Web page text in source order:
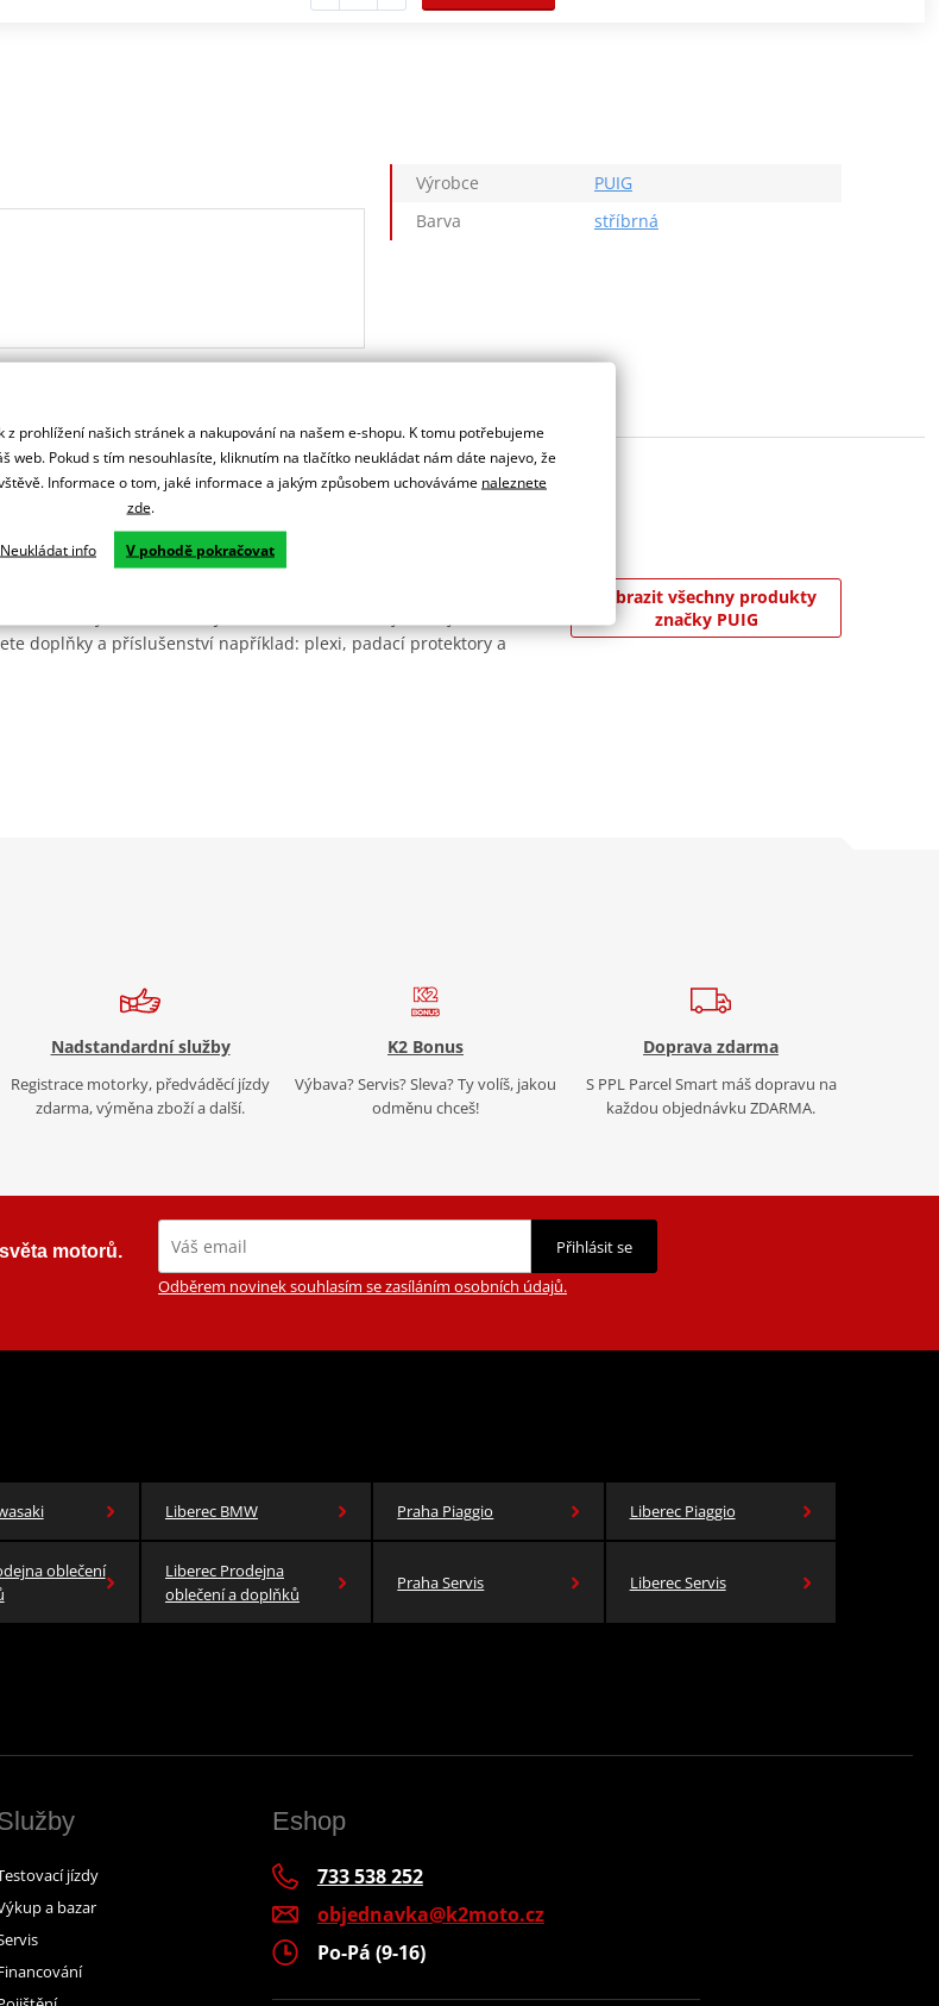
Výrobce
PUIG
Barva
stříbrná
ve městě Granollers poblíž Barcelony na ploše 8 000 m² v
a kovových součástek. Již 40 let se účastní nejslavnějších závodů
doplňky a příslušenství například: plexi, padací protektory a
Zobrazit všechny produkty
značky PUIG
Nadstandardní služby
Registrace motorky, předváděcí jízdy
zdarma, výměna zboží a další.
K2 Bonus
Výbava? Servis? Sleva? Ty volíš, jakou
odměnu chceš!
Doprava zdarma
S PPL Parcel Smart máš dopravu na
každou objednávku ZDARMA.
motorů.
Přihlásit se
Odběrem novinek souhlasím se zasíláním osobních údajů.
Liberec BMW Praha Piaggio Liberec Piaggio
oblečení
Liberec Prodejna
oblečení a doplňků
Praha Servis Liberec Servis
jízdy
a bazar
Eshop
733 538 252
objednavka@k2moto.cz
Po-Pá (9-16)
prohlížení našich stránek a nakupování na našem e-shopu. K tomu potřebujeme
web. Pokud s tím nesouhlasíte, kliknutím na tlačítko neukládat nám dáte najevo, že
Informace o tom, jaké informace a jakým způsobem uchováváme naleznete
zde.
Neukládat info V pohodě pokračovat